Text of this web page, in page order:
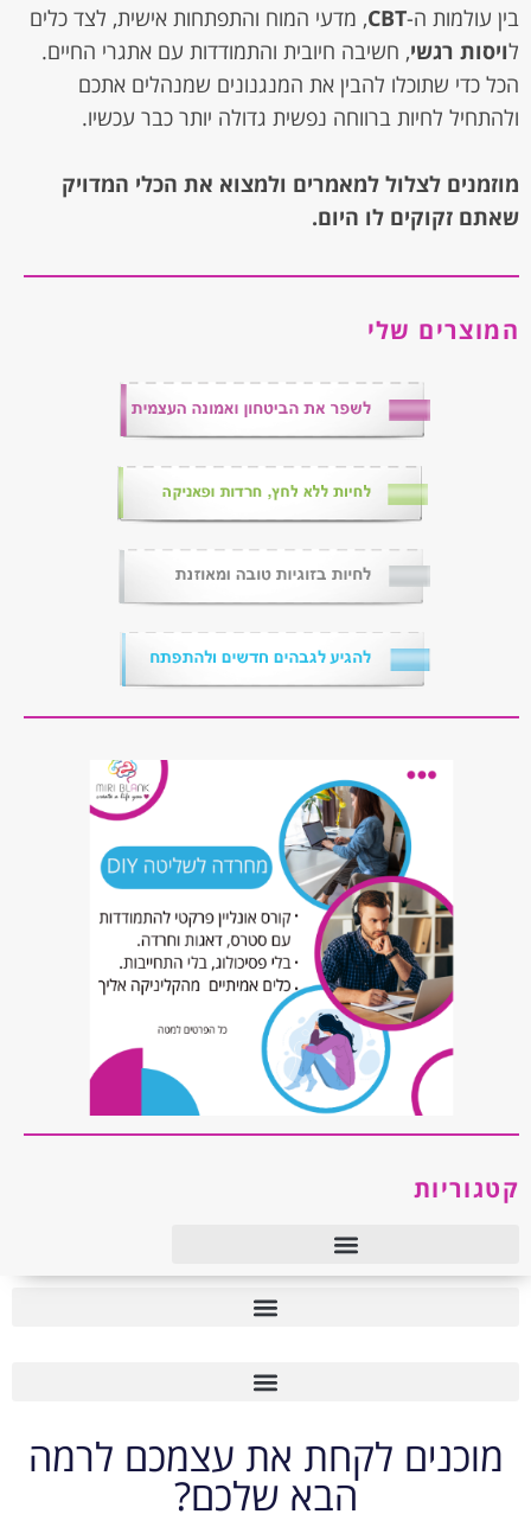
בין עולמות ה-CBT, מדעי המוח והתפתחות אישית, לצד כלים
לויסות רגשי, חשיבה חיובית והתמודדות עם אתגרי החיים.
הכל כדי שתוכלו להבין את המנגנונים שמנהלים אתכם
ולהתחיל לחיות ברווחה נפשית גדולה יותר כבר עכשיו.
מוזמנים לצלול למאמרים ולמצוא את הכלי המדויק
שאתם זקוקים לו היום.
המוצרים שלי
קטגוריות
מוכנים לקחת את עצמכם לרמה
הבא שלכם?